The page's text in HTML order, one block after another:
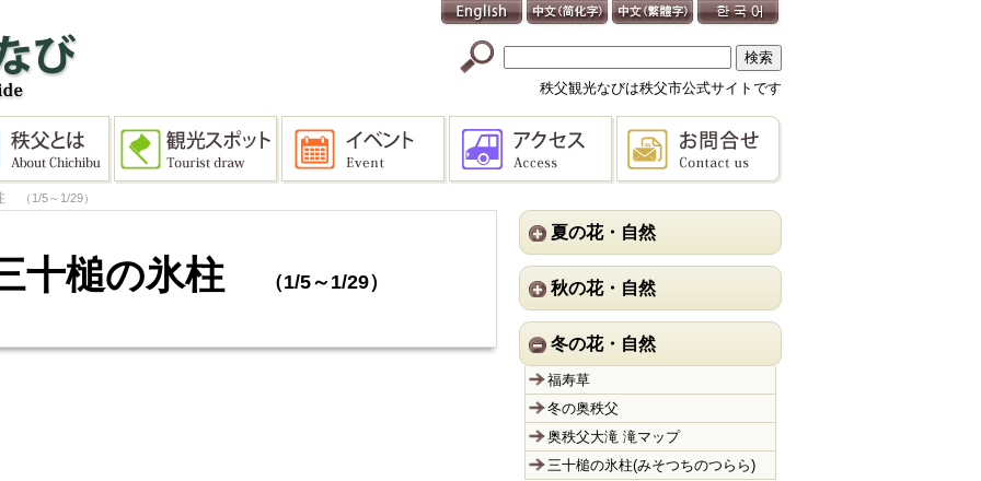
秩父観光なびは秩父市公式サイトです
（1/5～1/29）
十槌の氷柱 （1/5～1/29）
夏の花・自然
秋の花・自然
冬の花・自然
福寿草
冬の奥秩父
奥秩父大滝 滝マップ
三十槌の氷柱(みそつちのつらら)